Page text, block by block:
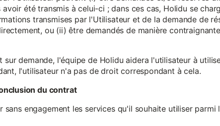
été transmis à celui-ci ; dans ces cas, Holidu se
transmises par l'Utilisateur et de la demande de
ou (ii) être demandés de manière
sur demande, l'équipe de Holidu aidera l'utilisateur à
l'utilisateur n'a pas de droit correspondant à cela.
du contrat
sans engagement les services qu'il souhaite utiliser